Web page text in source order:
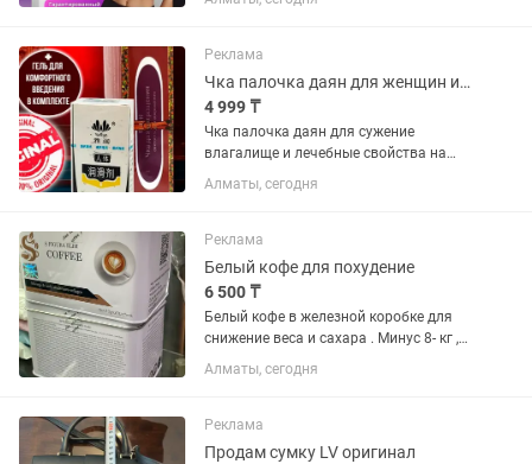
здоровье, в розницу 7000. 100%
Реклама
Чка палочка даян для женщин интим выручалочка
4 999 ₸
Чка палочка даян для сужение
влагалище и лечебные свойства на
основе трав. Собирает матку , убирает
запахи , сужает , эффект
остерегайтесь подделок . 23 года на
рынке . Фито...
Алматы, сегодня
Реклама
Белый кофе для похудение
6 500 ₸
Белый кофе в железной коробке для
снижение веса и сахара . Минус 8- кг ,
убирает аппетит дает энергию. Оптом и
в розницу. Фито аптека . Онлайн аптека
6500 акция.в...
Алматы, сегодня
Реклама
Продам сумку LV оригинал